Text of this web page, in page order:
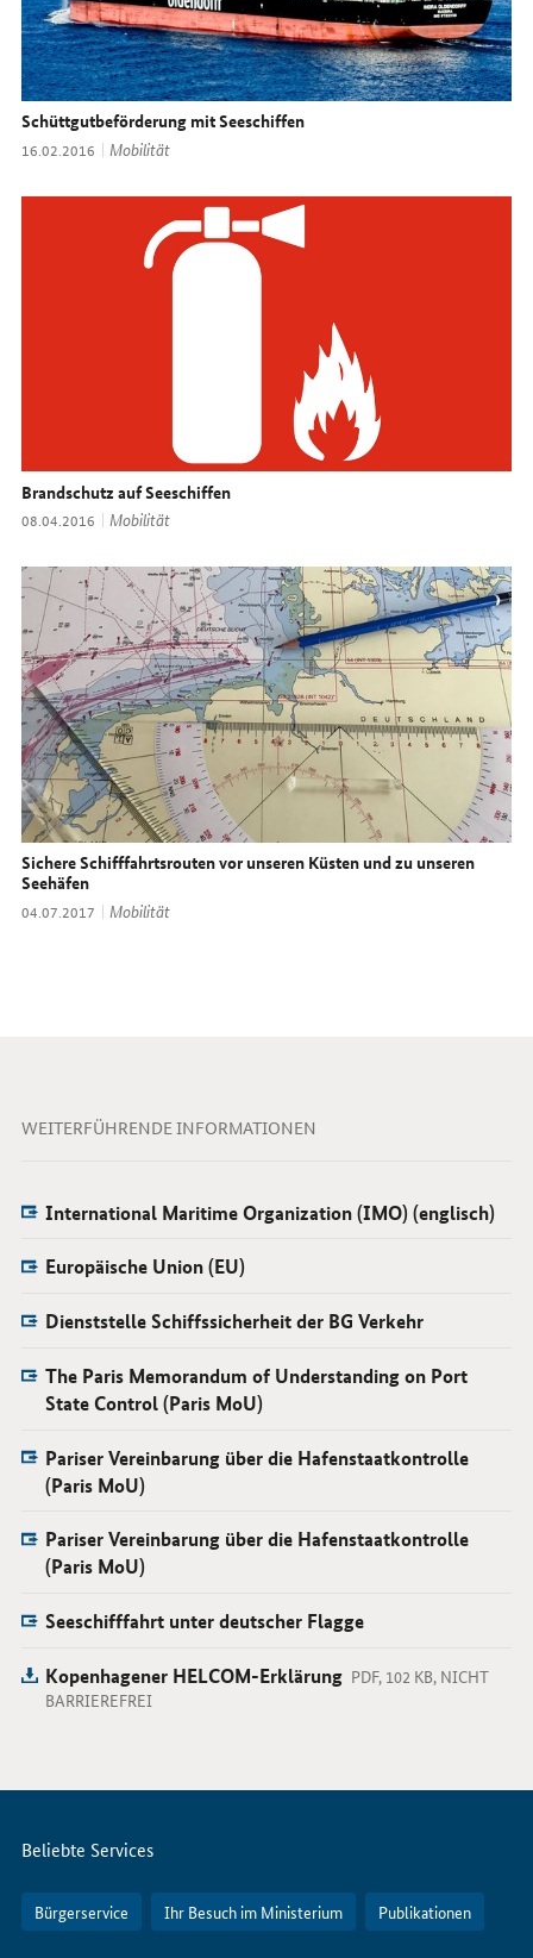
Schüttgutbeförderung mit Seeschiffen
Datum:
16.02.2016 Thema:
Mobilität
Brandschutz auf Seeschiffen
Datum:
08.04.2016 Thema:
Mobilität
Sichere Schifffahrtsrouten vor unseren Küsten und zu unseren
Seehäfen
Datum:
04.07.2017 Thema:
Mobilität
WEITERFÜHRENDE INFORMATIONEN
International Maritime Organization (IMO) (englisch)
Europäische Union (EU)
Dienststelle Schiffssicherheit der BG Verkehr
The Paris Memorandum of Understanding on Port
State Control (Paris MoU)
Pariser Vereinbarung über die Hafenstaatkontrolle
(Paris MoU)
Pariser Vereinbarung über die Hafenstaatkontrolle
(Paris MoU)
Seeschifffahrt unter deutscher Flagge
Kopenhagener HELCOM-Erklärung PDF, 102 KB, NICHT
BARRIEREFREI
Servicemenü
Beliebte Services
Bürgerservice Ihr Besuch im Ministerium Publikationen